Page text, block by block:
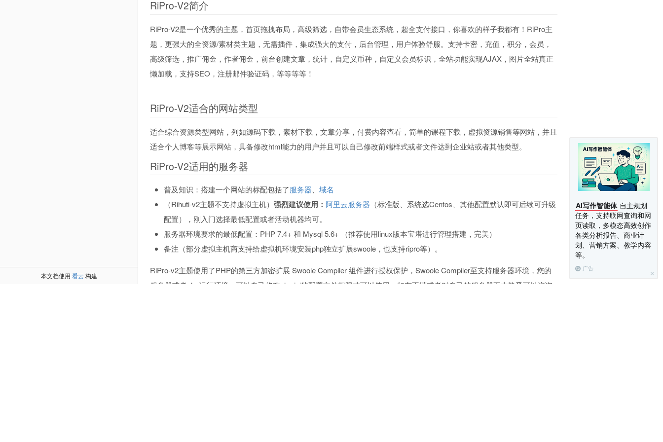
AI写作智能体 自主规划
任务，支持联网查询和网
页读取，多模态高效创作
各类分析报告、商业计
划、营销方案、教学内容
等。
广告
本文档使用 看云 构建
RiPro-V2简介
RiPro-V2是一个优秀的主题，首页拖拽布局，高级筛选，自带会员生态系统，超全支付接口，你喜欢的样子我都有！RiPro主
题，更强大的全资源/素材类主题，无需插件，集成强大的支付，后台管理，用户体验舒服。支持卡密，充值，积分，会员，
高级筛选，推广佣金，作者佣金，前台创建文章，统计，自定义币种，自定义会员标识，全站功能实现AJAX，图片全站真正
懒加载，支持SEO，注册邮件验证码，等等等等！
RiPro-V2适合的网站类型
适合综合资源类型网站，列如源码下载，素材下载，文章分享，付费内容查看，简单的课程下载，虚拟资源销售等网站，并且
适合个人博客等展示网站，具备修改html能力的用户并且可以自己修改前端样式或者文件达到企业站或者其他类型。
RiPro-V2适用的服务器
普及知识：搭建一个网站的标配包括了服务器、 域名
（Rihuti-v2主题不支持虚拟主机） 强烈建议使用： 阿里云服务器 （标准版、系统选Centos、其他配置默认即可后续可升级
配置），刚入门选择最低配置或者活动机器均可。
服务器环境要求的最低配置：PHP 7.4+ 和 Mysql 5.6+ （推荐使用linux版本宝塔进行管理搭建，完美）
备注（部分虚拟主机商支持给虚拟机环境安装php独立扩展swoole，也支持ripro等）。
RiPro-v2主题使用了PHP的第三方加密扩展 Swoole Compiler 组件进行授权保护，Swoole Compiler至支持服务器环境，您的
服务器或者php运行环境，可以自己修改php.ini的配置文件权限才可以使用，如有不懂或者对自己的服务器不太熟悉可以咨询